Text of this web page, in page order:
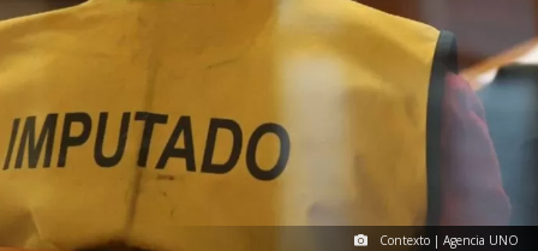
Contexto | Agencia UNO